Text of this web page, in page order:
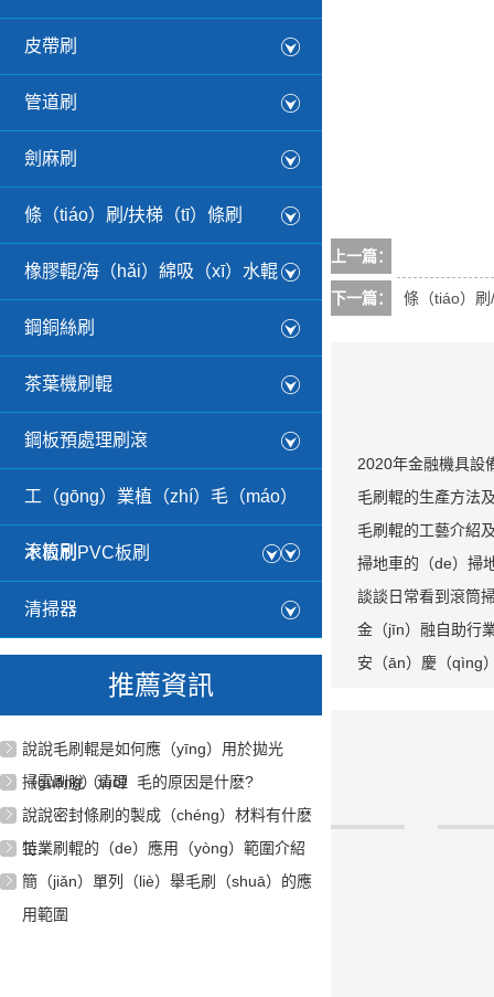
皮帶刷
管道刷
劍麻刷
條（tiáo）刷/扶梯（tī）條刷
橡膠輥/海（hǎi）綿吸（xī）水輥
鋼銅絲刷
茶葉機刷輥
鋼板預處理刷滾
工（gōng）業植（zhí）毛（máo）
滾筒刷
木板刷PVC板刷
清掃器
推薦資訊
說說毛刷輥是如何應（yīng）用於拋光
（guāng）清理
掃雪刷脫（tuō）毛的原因是什麽?
說說密封條刷的製成（chéng）材料有什麽
特...
工業刷輥的（de）應用（yòng）範圍介紹
簡（jiǎn）單列（liè）舉毛刷（shuā）的應
用範圍
上一篇：
下一篇： 條（tiáo）
2020年金融機具設
毛刷輥的生產方法
毛刷輥的工藝介紹
紹掃地車的（de）掃
區分掃地刷？
談談日常看到滾筒
金（jīn）融自助行
（shí）麽？
安（ān）慶（qìng
刷/扶梯條刷 彈（dàn）簧刷